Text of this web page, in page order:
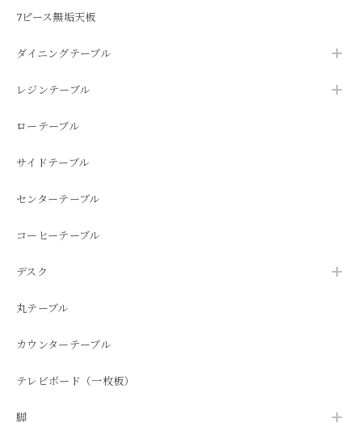
7ピース無垢天板
ダイニングテーブル
レジンテーブル
ローテーブル
サイドテーブル
センターテーブル
コーヒーテーブル
デスク
丸テーブル
カウンターテーブル
テレビボード（一枚板）
脚